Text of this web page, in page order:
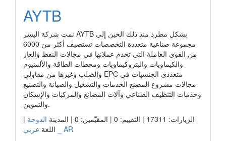
AYTB
نمت شركة اليسر AYTB بشكل مطرد منذ ذلك الحين إلى
مجموعة صناعية متعددة التخصصات تستضيف أكثر من 6000
من القوى العاملة التي تخدم عملائها في مجالات النفط والغاز
والكيماويات والبتروكيماويات ومحطات الطاقة والألمنيوم
والصلب وغيرها من مقاولي EPC متعددي الجنسيات في
مجالات مشروع المصنع الخدمات والتشغيل والصيانة والتصنيع
وخدمات التنظيف الصناعي وآلات المصانع والمركبات والإسكان
والتموين.
الزيارات: 17311 | التقييم: 0 | المقيّمين: 0 | المدينة
الدوحة |
اللغة عربي _ AR